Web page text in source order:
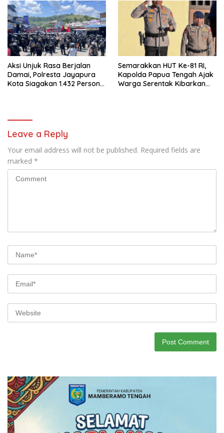
Aksi Unjuk Rasa Berjalan
Damai, Polresta Jayapura
Kota Siagakan 1.432 Personel
Semarakkan HUT Ke-81 RI,
Kapolda Papua Tengah Ajak
Warga Serentak Kibarkan
Leave a Reply
Your email address will not be published. Required fields are
marked *